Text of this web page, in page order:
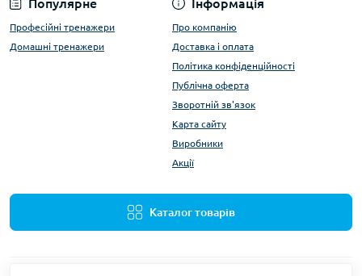
Популярне
Професійні тренажери
Домашні тренажери
Інформація
Про компанію
Доставка і оплата
Політика конфіденційності
Публічна оферта
Зворотній зв'язок
Карта сайту
Виробники
Акції
Каталог товарів